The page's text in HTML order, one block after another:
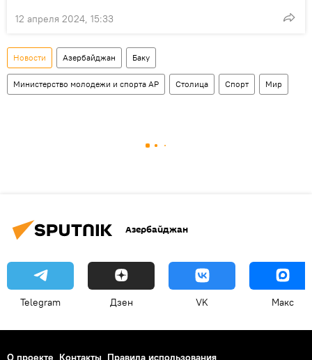
12 апреля 2024, 15:33
Новости Азербайджан Баку
Министерство молодежи и спорта АР Столица Спорт Мир
Азербайджан
Telegram Дзен VK Макс
О проекте Контакты Правила использования